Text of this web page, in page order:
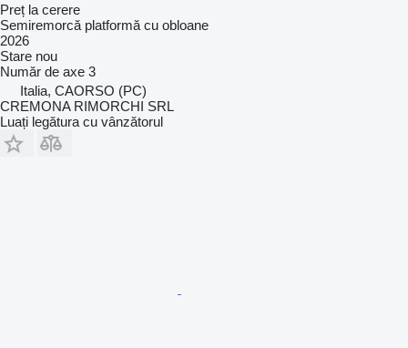
Preț la cerere
Semiremorcă platformă cu obloane
2026
Stare nou
Număr de axe 3
Italia, CAORSO (PC)
CREMONA RIMORCHI SRL
Luați legătura cu vânzătorul